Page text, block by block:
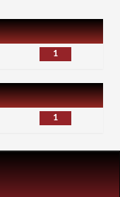
1
1